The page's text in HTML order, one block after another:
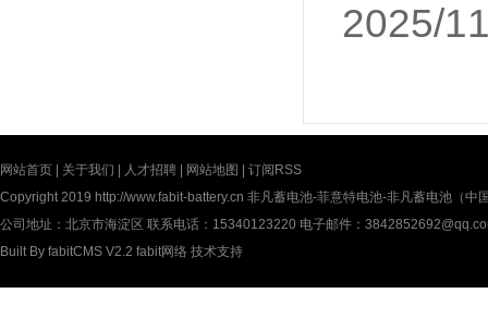
2025/
网站首页 关于我们 人才招聘 网站地图
订阅RSS
Copyright 2019 http://www.fabit-battery.cn 非凡蓄电池-菲意特电池-非凡蓄电池（中
公司地址：北京市海淀区 联系电话：15340123220 电子邮件：
Built By fabitCMS V2.2 fabit网络 技术支持